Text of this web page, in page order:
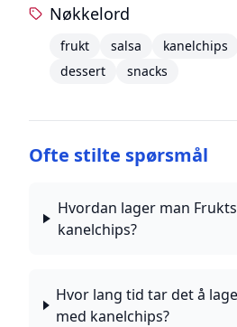
Nøkkelord
frukt salsa kanelchips
dessert
snacks
Ofte stilte spørsmål
Hvordan lager man
kanelchips?
Hvor lang tid tar det å
med kanelchips?